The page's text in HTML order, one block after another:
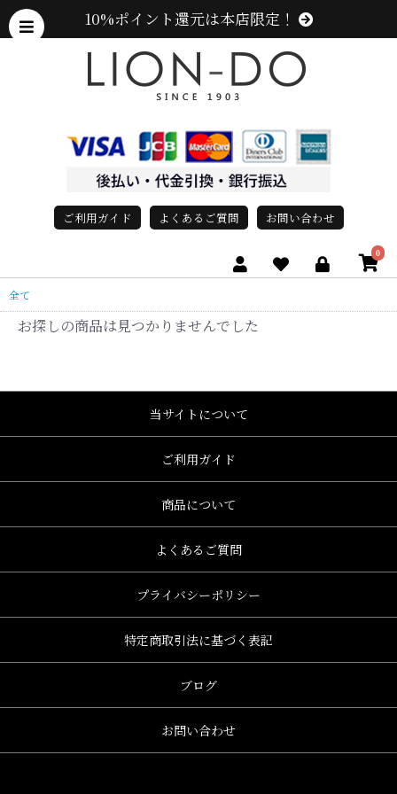
10%ポイント還元は本店限定！
ご利用ガイド よくあるご質問 お問い合わせ
0
全て
お探しの商品は見つかりませんでした
当サイトについて
ご利用ガイド
商品について
よくあるご質問
プライバシーポリシー
特定商取引法に基づく表記
ブログ
お問い合わせ